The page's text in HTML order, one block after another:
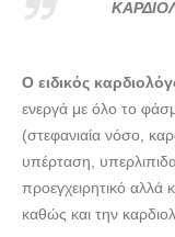
Ο ειδικός
ενεργά με όλο το
(στεφανιαία νόσο,
υπέρταση,
προεγχειρητικό αλλά
καθώς και την